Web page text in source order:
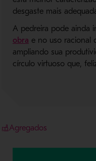
desgaste mais
A pedreira pode ainda
obra- Abre em nova
e no uso racional
ampliando sua
círculo virtuoso que,
Agregados